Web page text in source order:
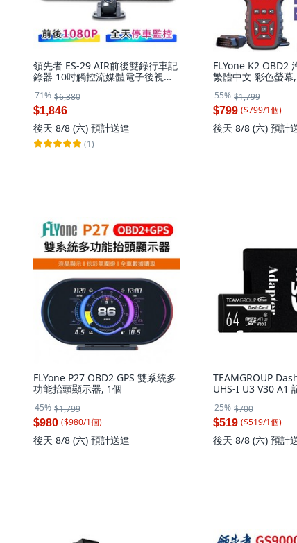
領先者 ES-29 AIR前後雙錄行車記
錄器 10吋觸控流媒體電子後視鏡,
64GB
71% $6,380
$1,846
後天 8/8 (六) 預計送達
(1)
FLYone K2 OBD2
繁體中文 彩色螢幕
55% $1,799
$799 ($799/1個)
後天 8/8 (六) 預計
FLYone P27 OBD2 GPS 雙系統多
功能抬頭顯示器, 1個
45% $1,799
$980 ($980/1個)
後天 8/8 (六) 預計送達
TEAMGROUP
UHS-I U3 V30 A1
25% $700
$519 ($519/1個)
後天 8/8 (六) 預計